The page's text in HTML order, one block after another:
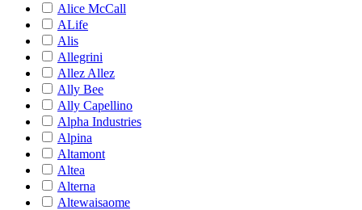
Alice McCall
ALife
Alis
Allegrini
Allez Allez
Ally Bee
Ally Capellino
Alpha Industries
Alpina
Altamont
Altea
Alterna
Altewaisaome